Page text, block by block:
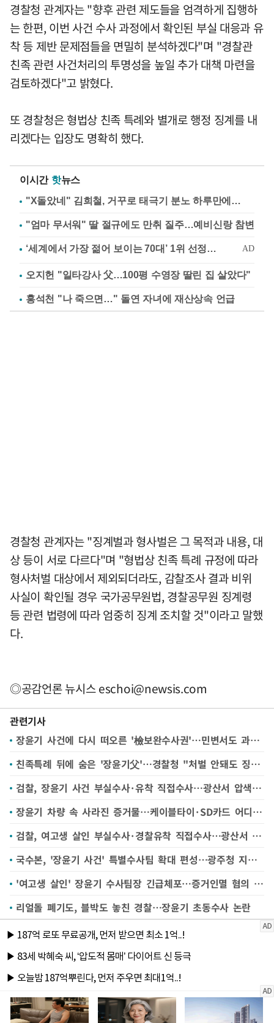
경찰청 관계자는 "향후 관련 제도들을 엄격하게 집행하
는 한편, 이번 사건 수사 과정에서 확인된 부실 대응과 유
착 등 제반 문제점들을 면밀히 분석하겠다"며 "경찰관
친족 관련 사건처리의 투명성을 높일 추가 대책 마련을
검토하겠다"고 밝혔다.
또 경찰청은 형법상 친족 특례와 별개로 행정 징계를 내
리겠다는 입장도 명확히 했다.
이시간 핫뉴스
"X돌았네" 김희철, 거꾸로 태극기 분노 하루만에…
"엄마 무서워" 딸 절규에도 만취 질주…예비신랑 참변
오지헌 "일타강사 父…100평 수영장 딸린 집 살았다"
홍석천 "나 죽으면…" 돌연 자녀에 재산상속 언급
경찰청 관계자는 "징계벌과 형사벌은 그 목적과 내용, 대
상 등이 서로 다르다"며 "형법상 친족 특례 규정에 따라
형사처벌 대상에서 제외되더라도, 감찰조사 결과 비위
사실이 확인될 경우 국가공무원법, 경찰공무원 징계령
등 관련 법령에 따라 엄중히 징계 조치할 것"이라고 말했
다.
◎공감언론 뉴시스eschoi@newsis.com
관련기사
장윤기 사건에 다시 떠오른 '檢보완수사권'…민변서도 과반이 "존치해야"
친족특례 뒤에 숨은 '장윤기父'…경찰청 "처벌 안돼도 징계는 엄중히"
검찰, 장윤기 사건 부실수사·유착 직접수사…광산서 압색(종합)
장윤기 차량 속 사라진 증거물…케이블타이·SD카드 어디에?
검찰, 여고생 살인 부실수사·경찰유착 직접수사…광산서 압수수색
국수본, '장윤기 사건' 특별수사팀 확대 편성…광주청 지휘라인 배제
'여고생 살인' 장윤기 수사팀장 긴급체포…증거인멸 혐의 수사(종합)
리얼돌 폐기도, 블박도 놓친 경찰…장윤기 초동수사 논란